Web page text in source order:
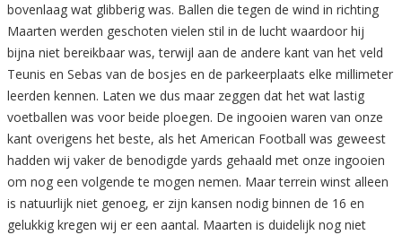
bovenlaag wat glibberig was. Ballen die tegen de wind in richting
Maarten werden geschoten vielen stil in de lucht waardoor hij
bijna niet bereikbaar was, terwijl aan de andere kant van het veld
Teunis en Sebas van de bosjes en de parkeerplaats elke millimeter
leerden kennen. Laten we dus maar zeggen dat het wat lastig
voetballen was voor beide ploegen. De ingooien waren van onze
kant overigens het beste, als het American Football was geweest
hadden wij vaker de benodigde yards gehaald met onze ingooien
om nog een volgende te mogen nemen. Maar terrein winst alleen
is natuurlijk niet genoeg, er zijn kansen nodig binnen de 16 en
gelukkig kregen wij er een aantal. Maarten is duidelijk nog niet